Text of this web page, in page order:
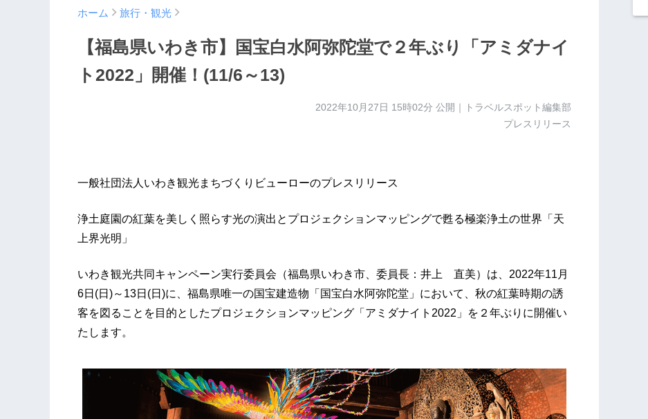
ホーム 旅行・観光
【福島県いわき市】国宝白水阿弥陀堂で２年ぶり「アミダナイ
ト2022」開催！(11/6～13)
2022年10月27日 15時02分 公開｜トラベルスポット編集部
プレスリリース
一般社団法人いわき観光まちづくりビューローのプレスリリース
浄土庭園の紅葉を美しく照らす光の演出とプロジェクションマッピングで甦る極楽浄土の世界「天
上界光明」
いわき観光共同キャンペーン実行委員会（福島県いわき市、委員長：井上 直美）は、2022年11月
6日(日)～13日(日)に、福島県唯一の国宝建造物「国宝白水阿弥陀堂」において、秋の紅葉時期の誘
客を図ることを目的としたプロジェクションマッピング「アミダナイト2022」を２年ぶりに開催い
たします。